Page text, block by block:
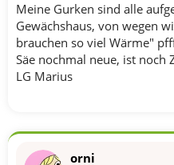
Meine Gurken sind alle
Gewächshaus, von wegen
brauchen so viel Wärme"
Säe nochmal neue, ist noch
LG Marius
orni